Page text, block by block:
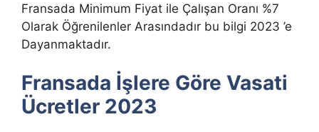
Fransada Minimum Fiyat ile Çalışan Oranı %7
Olarak Öğrenilenler Arasındadır bu bilgi 2023 ’e
Dayanmaktadır.
Fransada İşlere Göre Vasati
Ücretler 2023